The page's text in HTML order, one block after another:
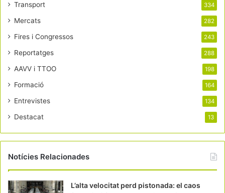
Transport 334
Mercats 282
Fires i Congressos 243
Reportatges 288
AAVV i TTOO 198
Formació 164
Entrevistes 134
Destacat 13
Notícies Relacionades
L’alta velocitat perd pistonada: el caos